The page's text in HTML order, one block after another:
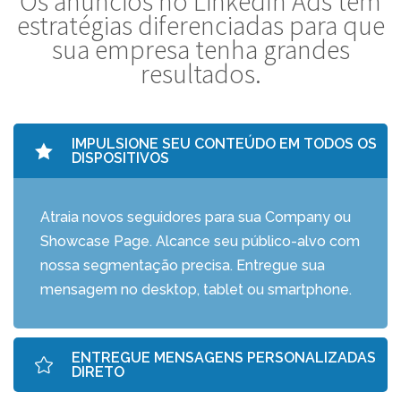
estratégias diferenciadas para que
sua empresa tenha grandes
resultados.
IMPULSIONE SEU CONTEÚDO EM TODOS OS
DISPOSITIVOS
Atraia novos seguidores para sua Company ou
Showcase Page. Alcance seu público-alvo com
nossa segmentação precisa. Entregue sua
mensagem no desktop, tablet ou smartphone.
ENTREGUE MENSAGENS PERSONALIZADAS
DIRETO